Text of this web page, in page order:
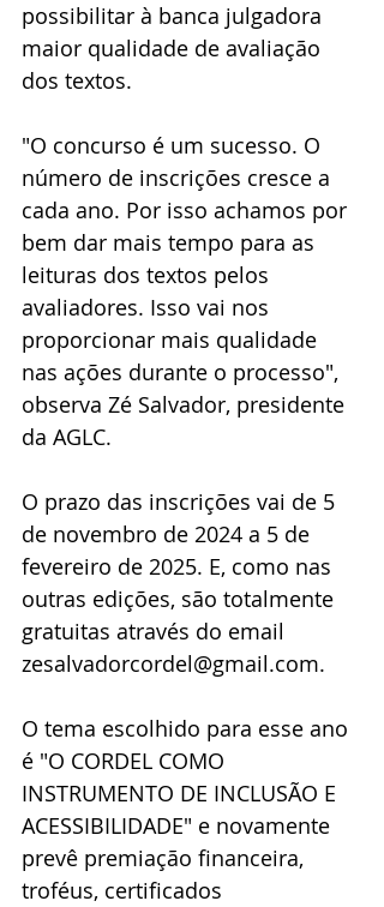
possibilitar à banca julgadora
maior qualidade de avaliação
dos textos.
"O concurso é um sucesso. O
número de inscrições cresce a
cada ano. Por isso achamos por
bem dar mais tempo para as
leituras dos textos pelos
avaliadores. Isso vai nos
proporcionar mais qualidade
nas ações durante o processo",
observa Zé Salvador, presidente
da AGLC.
O prazo das inscrições vai de 5
de novembro de 2024 a 5 de
fevereiro de 2025. E, como nas
outras edições, são totalmente
gratuitas através do email
zesalvadorcordel@gmail.com.
O tema escolhido para esse ano
é "O CORDEL COMO
INSTRUMENTO DE INCLUSÃO E
ACESSIBILIDADE" e novamente
prevê premiação financeira,
troféus, certificados